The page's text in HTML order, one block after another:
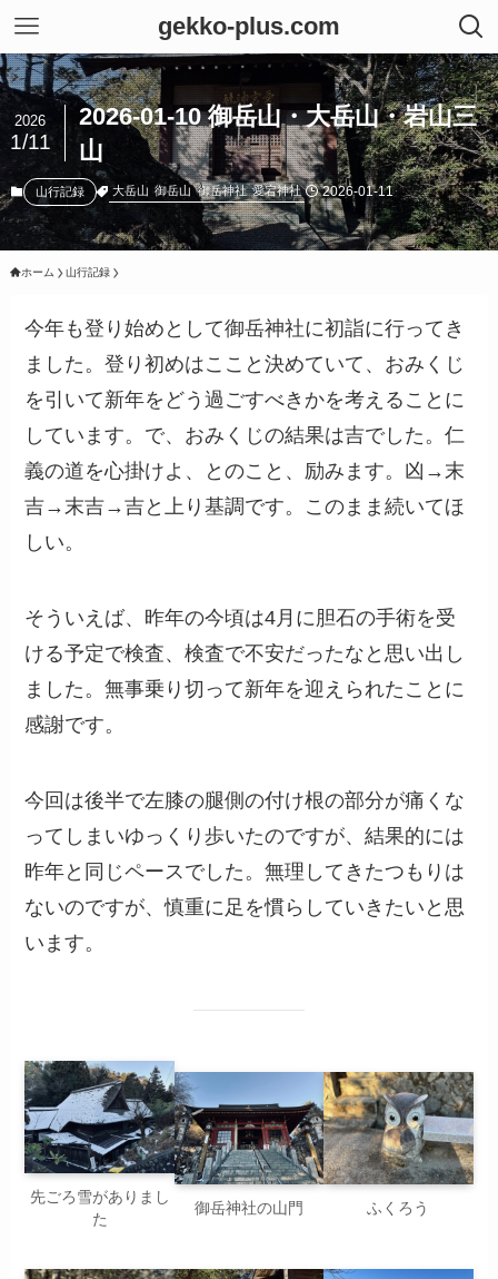
gekko-plus.com
2026-01-10 御岳山・大岳山・岩山三
山
2026
1/11
山行記録 大岳山 御岳山 御岳神社 愛宕神社 2026-01-11
ホーム 山行記録
今年も登り始めとして御岳神社に初詣に行ってき
ました。登り初めはここと決めていて、おみくじ
を引いて新年をどう過ごすべきかを考えることに
しています。で、おみくじの結果は吉でした。仁
義の道を心掛けよ、とのこと、励みます。凶→末
吉→末吉→吉と上り基調です。このまま続いてほ
しい。
そういえば、昨年の今頃は4月に胆石の手術を受
ける予定で検査、検査で不安だったなと思い出し
ました。無事乗り切って新年を迎えられたことに
感謝です。
今回は後半で左膝の腿側の付け根の部分が痛くな
ってしまいゆっくり歩いたのですが、結果的には
昨年と同じペースでした。無理してきたつもりは
ないのですが、慎重に足を慣らしていきたいと思
います。
先ごろ雪がありまし
た
御岳神社の山門 ふくろう